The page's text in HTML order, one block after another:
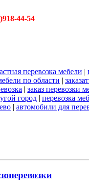
44-54
перевозка мебели |
по области |
| заказ перевозки
город | перевозка
| автомобили для